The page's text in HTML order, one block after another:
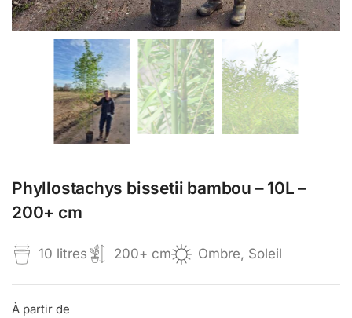
Phyllostachys bissetii bambou – 10L –
200+ cm
10 litres 200+ cm Ombre, Soleil
À partir de